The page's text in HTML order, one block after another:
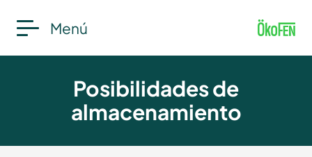
Menú
Posibilidades de
almacenamiento